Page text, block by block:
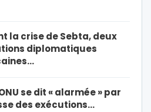
la crise de Sebta, deux
diplomatiques
se dit « alarmée » par
des exécutions…